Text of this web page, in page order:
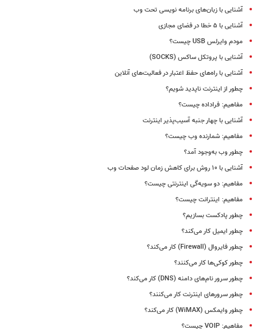
آشنایی با زبان‌های برنامه نویسی تحت وب
آشنایی با ۵ خطا در فضای مجازی
مودم وایرلس USB چیست؟
آشنایی با پروتکل ساکس (SOCKS)
آشنایی با راه‌های حفظ اعتبار در فعالیت‌های آنلاین
چطور از اینترنت ناپدید شویم؟
مفاهیم: فراداده‌ چیست؟
آشنایی با چهار جنبه آسیب‌پذیر اینترنت
مفاهیم: شمارنده وب چیست؟
چطور وب به‌وجود آمد؟
آشنایی با ۱۰ روش برای کاهش زمان لود صفحات وب
مفاهیم: دو سویه‌گی اینترنتی چیست؟
مفاهیم: اینترانت چیست؟
چطور پادکست بسازیم؟
چطور ایمیل کار می‌کند؟
چطور فایروال (Firewall) کار می‌کند؟
چطور کوکی‌ها کار می‌کنند؟
چطور سرور نام‌های دامنه (DNS) کار می‌کند؟
چطور سرورهای اینترنت کار می‌کنند؟
چطور وایمکس (WiMAX) کار می‌کند؟
مفاهیم: VOIP چیست؟